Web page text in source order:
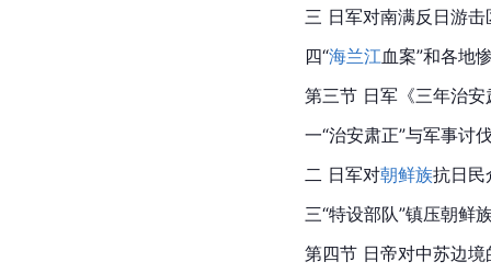
三 日军对南满反日游击
四“海兰江血案”和各地
第三节 日军《三年治安
一“治安肃正”与军事讨
二 日军对朝鲜族抗日民
三“特设部队”镇压朝鲜
第四节 日帝对中苏边